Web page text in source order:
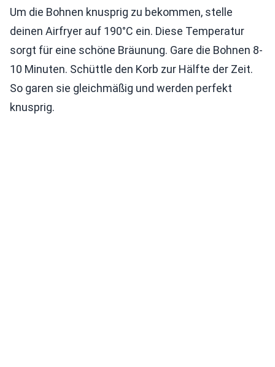
Um die Bohnen knusprig zu bekommen, stelle
deinen Airfryer auf 190°C ein. Diese Temperatur
sorgt für eine schöne Bräunung. Gare die Bohnen 8-
10 Minuten. Schüttle den Korb zur Hälfte der Zeit.
So garen sie gleichmäßig und werden perfekt
knusprig.